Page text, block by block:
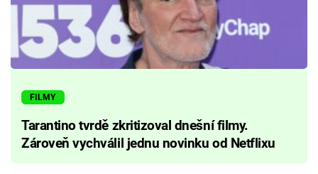
FILMY
Tarantino tvrdě zkritizoval dnešní filmy.
Zároveň vychválil jednu novinku od Netflixu